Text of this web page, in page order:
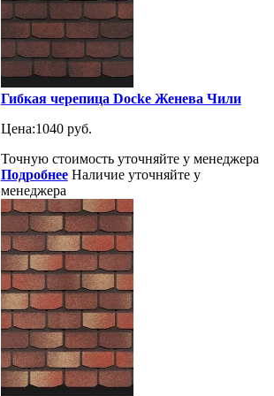
Гибкая черепица Docke Женева Чили
Цена:1040 руб.
Точную стоимость уточняйте у менеджера
Подробнее Наличие уточняйте у
менеджера